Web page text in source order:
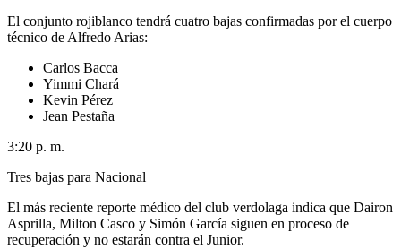
El conjunto rojiblanco tendrá cuatro bajas confirmadas por el cuerpo
técnico de Alfredo Arias:
Carlos Bacca
Yimmi Chará
Kevin Pérez
Jean Pestaña
3:20 p. m.
Tres bajas para Nacional
El más reciente reporte médico del club verdolaga indica que Dairon
Asprilla, Milton Casco y Simón García siguen en proceso de
recuperación y no estarán contra el Junior.